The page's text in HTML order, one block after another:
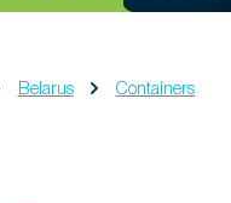
Belarus
Containers